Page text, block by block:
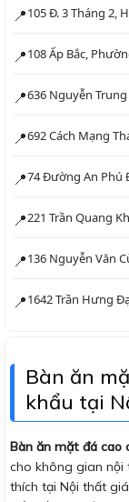
📍105 Đ. 3 Tháng 2,
📍108 Ấp Bắc,
📍636 Nguyễn Trung
📍692 Cách Mạng
📍74 Đường An Phú
📍221 Trần Quang
📍136 Nguyễn Văn
📍1642 Trần Hưng
Bàn ăn
khẩu tại
Bàn ăn mặt đá cao
cho không gian nội
thích tại Nội thất